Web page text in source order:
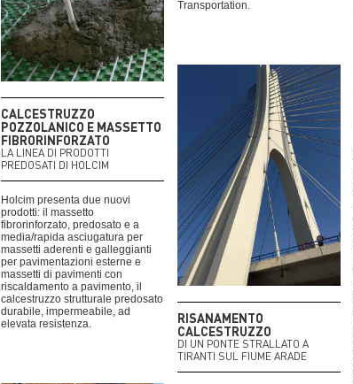
Transportation.
CALCESTRUZZO
POZZOLANICO E MASSETTO
FIBRORINFORZATO
LA LINEA DI PRODOTTI
PREDOSATI DI HOLCIM
Holcim presenta due nuovi
prodotti: il massetto
fibrorinforzato, predosato e a
media/rapida asciugatura per
massetti aderenti e galleggianti
per pavimentazioni esterne e
massetti di pavimenti con
riscaldamento a pavimento, il
calcestruzzo strutturale predosato
durabile, impermeabile, ad
elevata resistenza.
RISANAMENTO
CALCESTRUZZO
DI UN PONTE STRALLATO A
TIRANTI SUL FIUME ARADE